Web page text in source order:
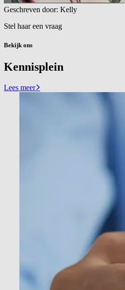
Geschreven door: Kelly
Stel haar een vraag
Bekijk ons
Kennisplein
Lees meer